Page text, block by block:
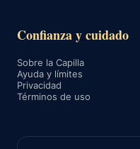
Confianza y cuidado
Sobre la Capilla
Ayuda y límites
Privacidad
Términos de uso